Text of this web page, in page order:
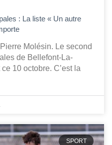
: La liste « Un autre
Molésin. Le second
de Bellefont-La-
10 octobre. C’est la
SPORT